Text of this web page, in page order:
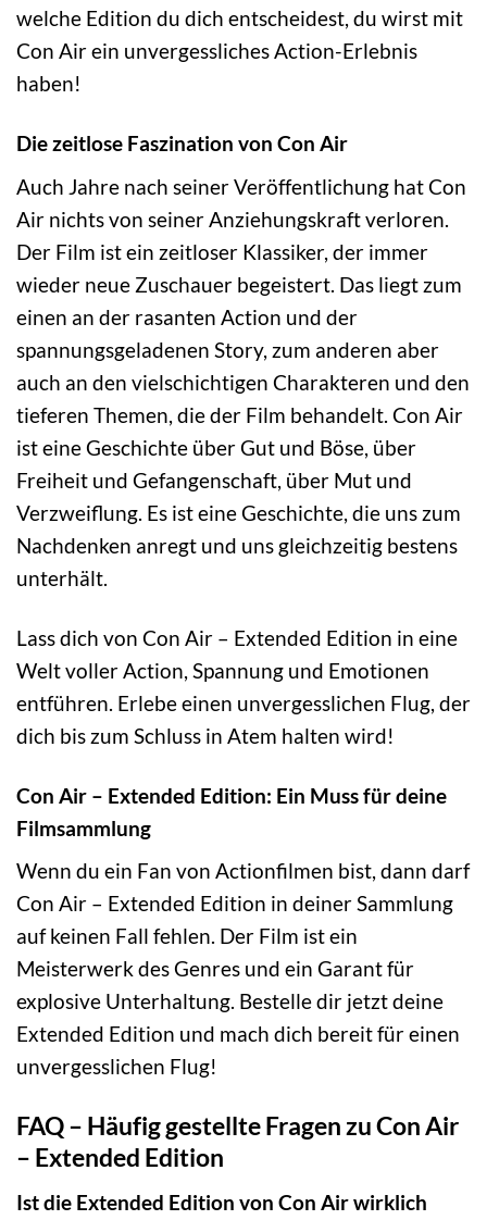
welche Edition du dich entscheidest, du wirst mit
Con Air ein unvergessliches Action-Erlebnis
haben!
Die zeitlose Faszination von Con Air
Auch Jahre nach seiner Veröffentlichung hat Con
Air nichts von seiner Anziehungskraft verloren.
Der Film ist ein zeitloser Klassiker, der immer
wieder neue Zuschauer begeistert. Das liegt zum
einen an der rasanten Action und der
spannungsgeladenen Story, zum anderen aber
auch an den vielschichtigen Charakteren und den
tieferen Themen, die der Film behandelt. Con Air
ist eine Geschichte über Gut und Böse, über
Freiheit und Gefangenschaft, über Mut und
Verzweiflung. Es ist eine Geschichte, die uns zum
Nachdenken anregt und uns gleichzeitig bestens
unterhält.
Lass dich von Con Air – Extended Edition in eine
Welt voller Action, Spannung und Emotionen
entführen. Erlebe einen unvergesslichen Flug, der
dich bis zum Schluss in Atem halten wird!
Con Air – Extended Edition: Ein Muss für deine
Filmsammlung
Wenn du ein Fan von Actionfilmen bist, dann darf
Con Air – Extended Edition in deiner Sammlung
auf keinen Fall fehlen. Der Film ist ein
Meisterwerk des Genres und ein Garant für
explosive Unterhaltung. Bestelle dir jetzt deine
Extended Edition und mach dich bereit für einen
unvergesslichen Flug!
FAQ – Häufig gestellte Fragen zu Con Air
– Extended Edition
Ist die Extended Edition von Con Air wirklich